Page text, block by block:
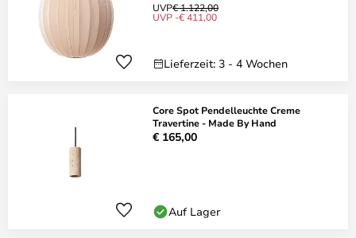
UVP€ 1.122,00
UVP -€ 411,00
Lieferzeit: 3 - 4 Wochen
Core Spot Pendelleuchte Creme
Travertine - Made By Hand
€ 165,00
Auf Lager